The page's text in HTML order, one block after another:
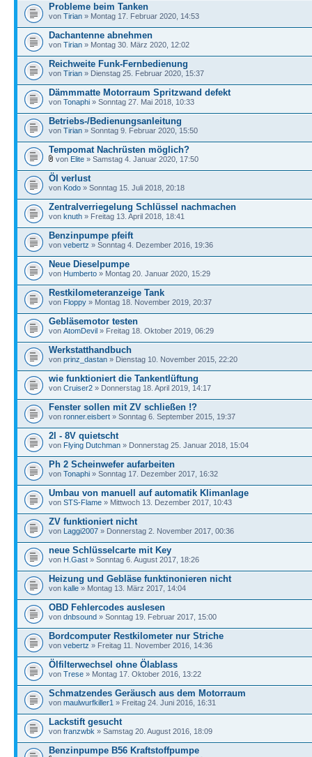
Probleme beim Tanken
von Tirian » Montag 17. Februar 2020, 14:53
Dachantenne abnehmen
von Tirian » Montag 30. März 2020, 12:02
Reichweite Funk-Fernbedienung
von Tirian » Dienstag 25. Februar 2020, 15:37
Dämmmatte Motorraum Spritzwand defekt
von Tonaphi » Sonntag 27. Mai 2018, 10:33
Betriebs-/Bedienungsanleitung
von Tirian » Sonntag 9. Februar 2020, 15:50
Tempomat Nachrüsten möglich?
von Elite » Samstag 4. Januar 2020, 17:50
Öl verlust
von Kodo » Sonntag 15. Juli 2018, 20:18
Zentralverriegelung Schlüssel nachmachen
von knuth » Freitag 13. April 2018, 18:41
Benzinpumpe pfeift
von vebertz » Sonntag 4. Dezember 2016, 19:36
Neue Dieselpumpe
von Humberto » Montag 20. Januar 2020, 15:29
Restkilometeranzeige Tank
von Floppy » Montag 18. November 2019, 20:37
Gebläsemotor testen
von AtomDevil » Freitag 18. Oktober 2019, 06:29
Werkstatthandbuch
von prinz_dastan » Dienstag 10. November 2015, 22:20
wie funktioniert die Tankentlüftung
von Cruiser2 » Donnerstag 18. April 2019, 14:17
Fenster sollen mit ZV schließen !?
von ronner.eisbert » Sonntag 6. September 2015, 19:37
2l - 8V quietscht
von Flying Dutchman » Donnerstag 25. Januar 2018, 15:04
Ph 2 Scheinwefer aufarbeiten
von Tonaphi » Sonntag 17. Dezember 2017, 16:32
Umbau von manuell auf automatik Klimanlage
von STS-Flame » Mittwoch 13. Dezember 2017, 10:43
ZV funktioniert nicht
von Laggi2007 » Donnerstag 2. November 2017, 00:36
neue Schlüsselcarte mit Key
von H.Gast » Sonntag 6. August 2017, 18:26
Heizung und Gebläse funktinonieren nicht
von kalle » Montag 13. März 2017, 14:04
OBD Fehlercodes auslesen
von dnbsound » Sonntag 19. Februar 2017, 15:00
Bordcomputer Restkilometer nur Striche
von vebertz » Freitag 11. November 2016, 14:36
Ölfilterwechsel ohne Ölablass
von Trese » Montag 17. Oktober 2016, 13:22
Schmatzendes Geräusch aus dem Motorraum
von maulwurfkiller1 » Freitag 24. Juni 2016, 16:31
Lackstift gesucht
von franzwbk » Samstag 20. August 2016, 18:09
Benzinpumpe B56 Kraftstoffpumpe